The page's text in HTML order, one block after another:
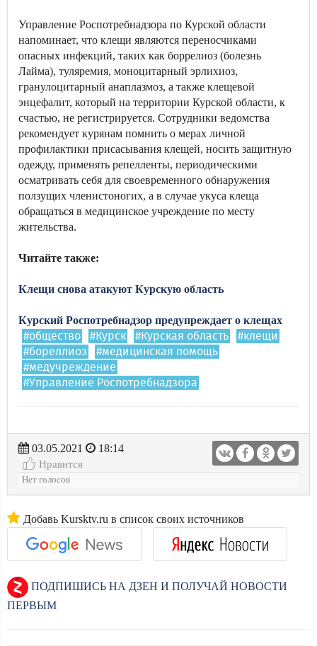
Управление Роспотребнадзора по Курской области
напоминает, что клещи являются переносчиками
опасных инфекций, таких как боррелиоз (болезнь
Лайма), туляремия, моноцитарный эрлихиоз,
гранулоцитарный анаплазмоз, а также клещевой
энцефалит, который на территории Курской области, к
счастью, не регистрируется. Сотрудники ведомства
рекомендует курянам помнить о мерах личной
профилактики присасывания клещей, носить защитную
одежду, применять репелленты, периодическими
осматривать себя для своевременного обнаружения
ползущих членистоногих, а в случае укуса клеща
обращаться в медицинское учреждение по месту
жительства.
Читайте также:
Клещи снова атакуют Курскую область
Курский Роспотребнадзор предупреждает о клещах
#общество #Курск #Курская область
#клещи
#бореллиоз
#медицинская помощь
#медучреждение
#Управление Роспотребнадзора
03.05.2021
18:14
Нравится
Нет голосов
Добавь Kursktv.ru в список своих источников
ПОДПИШИСЬ НА ДЗЕН И ПОЛУЧАЙ НОВОСТИ
ПЕРВЫМ